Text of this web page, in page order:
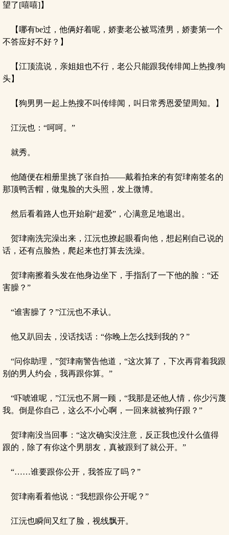
望了[嘻嘻]】
【哪有be过，他俩好着呢，娇妻老公被骂渣男，娇妻第一个
不答应好不好？】
【江顶流说，亲姐姐也不行，老公只能跟我传绯闻上热搜/狗
头】
【狗男男一起上热搜不叫传绯闻，叫日常秀恩爱望周知。】
江沅也：“呵呵。”
就秀。
他随便在相册里挑了张自拍——戴着拍来的有贺珒南签名的
那顶鸭舌帽，做鬼脸的大头照，发上微博。
然后看着路人也开始刷“超爱”，心满意足地退出。
贺珒南洗完澡出来，江沅也撩起眼看向他，想起刚自己说的
话，还有点脸热，爬起来也打算去洗澡。
贺珒南擦着头发在他身边坐下，手指刮了一下他的脸：“还
害臊？”
“谁害臊了？”江沅也不承认。
他又趴回去，没话找话：“你晚上怎么找到我的？”
“问你助理，”贺珒南警告他道，“这次算了，下次再背着我跟
别的男人约会，我再跟你算。”
“吓唬谁呢，”江沅也不屑一顾，“我那是还他人情，你少污蔑
我。倒是你自己，这么不小心啊，一回来就被狗仔跟？”
贺珒南没当回事：“这次确实没注意，反正我也没什么值得
跟的，除了有你这个男朋友，真被跟到了就公开。”
“……谁要跟你公开，我答应了吗？”
贺珒南看着他说：“我想跟你公开呢？”
江沅也瞬间又红了脸，视线飘开。